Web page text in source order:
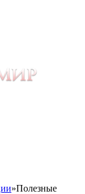
»Полезные